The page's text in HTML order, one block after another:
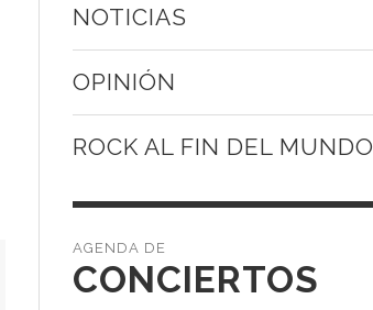
NOTICIAS
OPINIÓN
ROCK AL FIN DEL MUNDO
CONCIERTOS